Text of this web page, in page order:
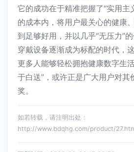
它的成功在于精准把握了“实用主
的成本内，将用户最关心的健康
到足够好用，并以几乎“无压力”
穿戴设备逐渐成为标配的时代，
更多人能够轻松拥抱健康数字生
于白送”，或许正是广大用户对其
奖。
如若转载，请注明出处：
http://www.bdqhg.com/product/